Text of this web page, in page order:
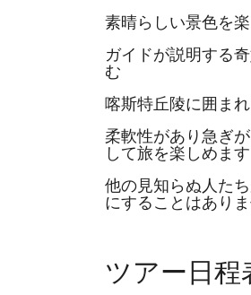
素晴らしい景色を
ガイドが説明する
む
喀斯特丘陵に囲ま
柔軟性があり急ぎ
して旅を楽しめます
他の見知らぬ人た
にすることはありま
ツアー日程